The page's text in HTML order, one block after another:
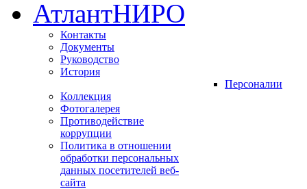
АтлантНИРО
Контакты
Документы
Руководство
История
Персоналии
Коллекция
Фотогалерея
Противодействие
коррупции
Политика в отношении
обработки персональных
данных посетителей веб-
сайта